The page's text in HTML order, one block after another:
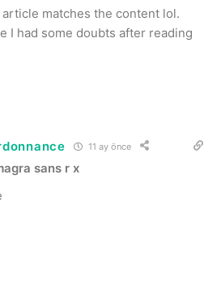
matches the content lol.
I had some doubts after reading
11 ay önce
sans r x